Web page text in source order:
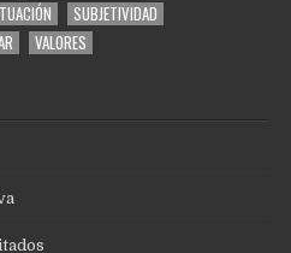
SUBJETIVIDAD
VALORES